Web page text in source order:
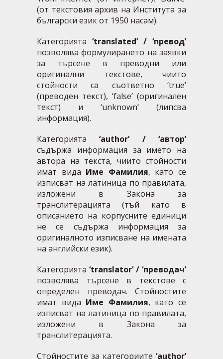
(от текстовия архив на Института за
български език от 1950 насам).
Категорията ‘translated’ / ‘превод’
позволява формулирането на заявки
за търсене в преводни или
оригинални текстове, чиито
стойности са съответно ‘true’
(преводен текст), ‘false’ (оригинален
текст) и ‘unknown’ (липсва
информация).
Категорията ‘author’ / ‘автор’
съдържа информация за името на
автора на текста, чиито стойности
имат вида Име Фамилия, като се
изписват на латиница по правилата,
изложени в Закона за
транслитерацията (тъй като в
описанието на корпусните единици
не се съдържа информация за
оригиналното изписване на имената
на английски език).
Категорията ‘translator’ / ‘преводач’
позволява търсене в текстове с
определен преводач. Стойностите
имат вида Име Фамилия, като се
изписват на латиница по правилата,
изложени в Закона за
транслитерацията.
Стойностите за категориите ‘author’